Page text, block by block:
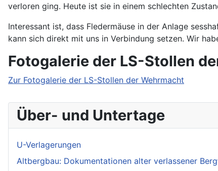
verloren ging. Heute ist sie in einem schlechten
Interessant ist, dass Fledermäuse in der Anlage
kann sich direkt mit uns in Verbindung setzen. Wir
Fotogalerie der LS-Stollen
Zur Fotogalerie der LS-Stollen der Wehrmacht
Über- und Untertage
U-Verlagerungen
Altbergbau: Dokumentationen alter verlassener